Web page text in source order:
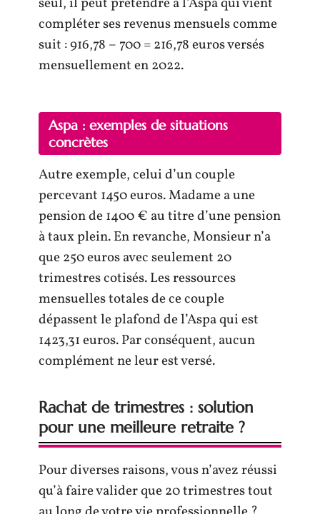
compléter ses revenus mensuels comme
suit : 916,78 – 700 = 216,78 euros versés
mensuellement en 2022.
Aspa : exemples de situations
concrètes
Autre exemple, celui d’un couple
percevant 1450 euros. Madame a une
pension de 1400 € au titre d’une pension
à taux plein. En revanche, Monsieur n’a
que 250 euros avec seulement 20
trimestres cotisés. Les ressources
mensuelles totales de ce couple
dépassent le plafond de l’Aspa qui est
1423,31 euros. Par conséquent, aucun
complément ne leur est versé.
Rachat de trimestres : solution
pour une meilleure retraite ?
Pour diverses raisons, vous n’avez réussi
qu’à faire valider que 20 trimestres tout